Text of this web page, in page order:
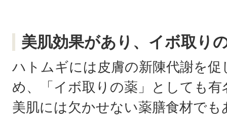
美肌効果があり、イボ取り
ハトムギには皮膚の新陳代謝を
め、「イボ取りの薬」としても有
美肌には欠かせない薬膳食材でも